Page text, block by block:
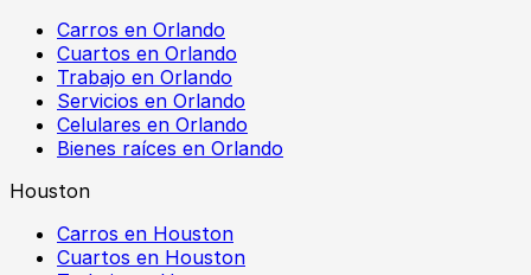
Carros en Orlando
Cuartos en Orlando
Trabajo en Orlando
Servicios en Orlando
Celulares en Orlando
Bienes raíces en Orlando
Houston
Carros en Houston
Cuartos en Houston